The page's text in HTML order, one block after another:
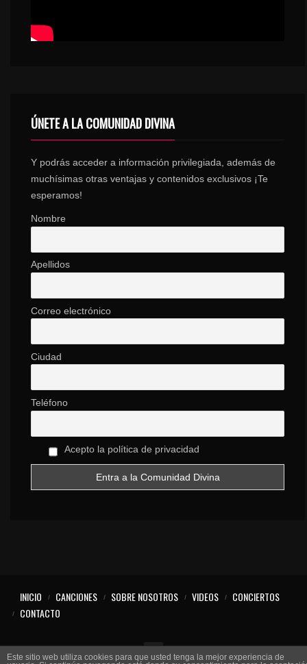
ÚNETE A LA COMUNIDAD DIVINA
Y podrás acceder a información privilegiada, además de
muchísimas otras ventajas y contenidos exclusivos ¡Te
esperamos!
Nombre
Apellidos
Correo electrónico
Ciudad
Teléfono
Acepto la política de privacidad
INICIO CANCIONES SOBRE NOSOTROS VIDEOS
CONCIERTOS
CONTACTO
Este sitio web utiliza cookies para que usted tenga la mejor experiencia de